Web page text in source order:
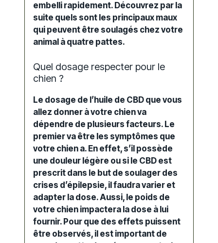
embelli rapidement. Découvrez par la
suite quels sont les principaux maux
qui peuvent être soulagés chez votre
animal à quatre pattes.
Quel dosage respecter pour le
chien ?
Le dosage de l’huile de CBD que vous
allez donner à votre chien va
dépendre de plusieurs facteurs. Le
premier va être les symptômes que
votre chien a. En effet, s’il possède
une douleur légère ou si le CBD est
prescrit dans le but de soulager des
crises d’épilepsie, il faudra varier et
adapter la dose. Aussi, le poids de
votre chien impactera la dose à lui
fournir. Pour que des effets puissent
être observés, il est important de